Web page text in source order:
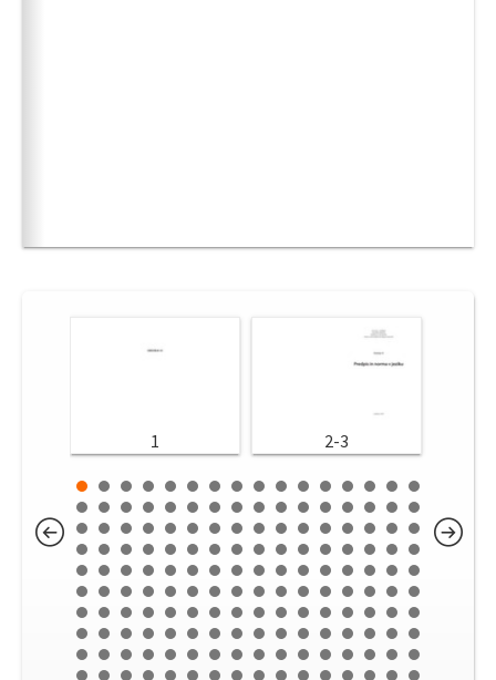
1 2-3